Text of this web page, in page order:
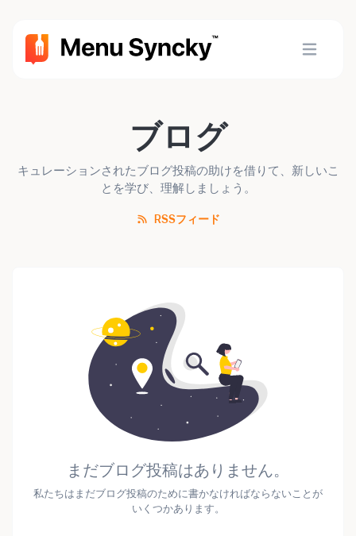
ブログ
キュレーションされたブログ投稿の助けを借りて、新しいこ
とを学び、理解しましょう。
RSSフィード
まだブログ投稿はありません。
私たちはまだブログ投稿のために書かなければならないことが
いくつかあります。